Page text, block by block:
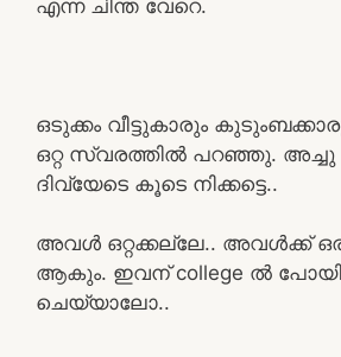
എന്ന ചിന്ത വേറെ.
ഒടുക്കം വീട്ടുകാരും
ഒറ്റ സ്വരത്തിൽ പറഞ്ഞു.
ദിവ്യേടെ കൂടെ നിക്കട്ടെ..
അവൾ ഒറ്റക്കല്ലേ.. അവൾക്ക്
ആകും. ഇവന് college ൽ
ചെയ്യാലോ..